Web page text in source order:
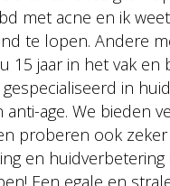
met acne en ik
te lopen. Andere
15 jaar in het vak
in
anti-age. We bieden
proberen ook
en
Een egale en